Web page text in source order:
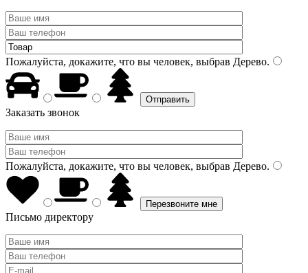
Пожалуйста, докажите, что вы человек, выбрав Дерево.
Заказать звонок
Пожалуйста, докажите, что вы человек, выбрав Дерево.
Письмо директору